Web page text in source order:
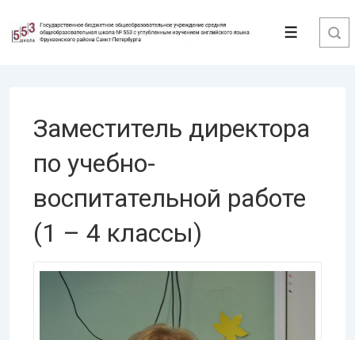
Перейти
Меню
Заместитель директора
по учебно-
воспитательной работе
(1 – 4 классы)